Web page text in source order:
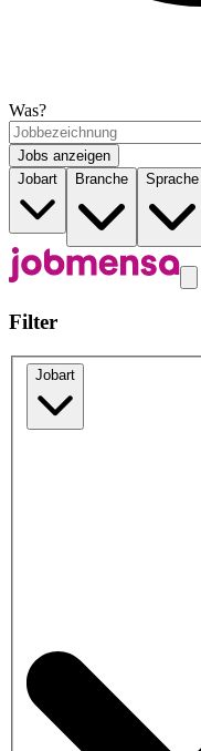
Was?
Jobs anzeigen
Jobart
Branche Sprache
Filter
Jobart